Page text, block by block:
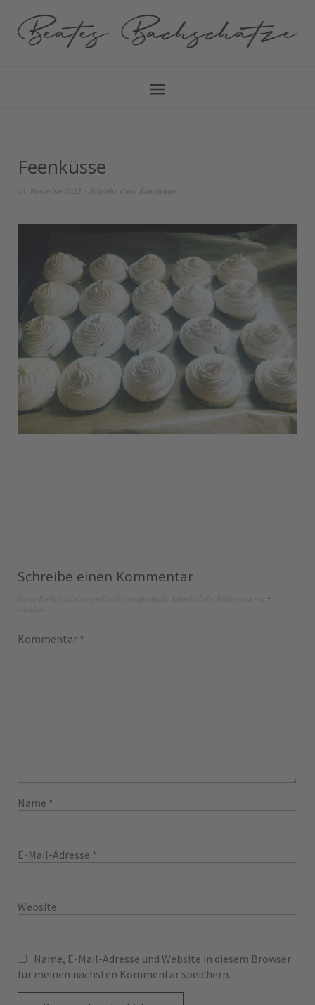
Feenküsse
13. November 2022 Schreibe einen Kommentar
Schreibe einen Kommentar
*
Kommentar *
Name *
E-Mail-Adresse *
Website
Name, E-Mail-Adresse und Website in diesem Browser
für meinen nächsten Kommentar speichern.